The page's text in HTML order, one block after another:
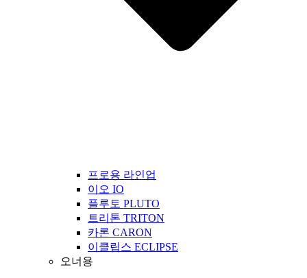
프로용 라인업
이오 IO
플루토 PLUTO
트리톤 TRITON
카론 CARON
이클립스 ECLIPSE
오너용